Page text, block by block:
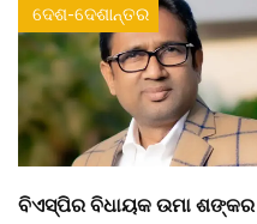
ଦେଶ-ଦେଶାନ୍ତର
ବିଏସ୍‌ପିର ବିଧାୟକ ଉମା ଶଙ୍କର